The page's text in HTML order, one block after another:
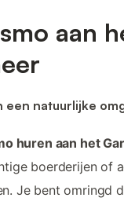
aan
een natuurlijke
huren aan het
boerderijen of
Je bent omringd